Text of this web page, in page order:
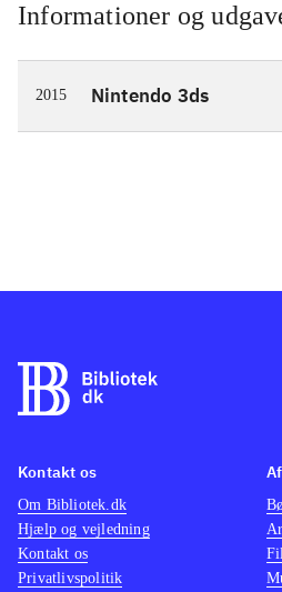
Informationer og
2015 Nintendo 3ds
Kontakt os
Om Bibliotek.dk
Hjælp og vejledning
Kontakt os
Privatlivspolitik